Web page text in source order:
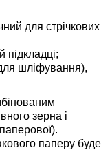
для стрічкових
підкладці;
шліфування),
зерна і
паперу буде